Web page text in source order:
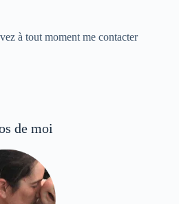
à tout moment me contacter
de moi